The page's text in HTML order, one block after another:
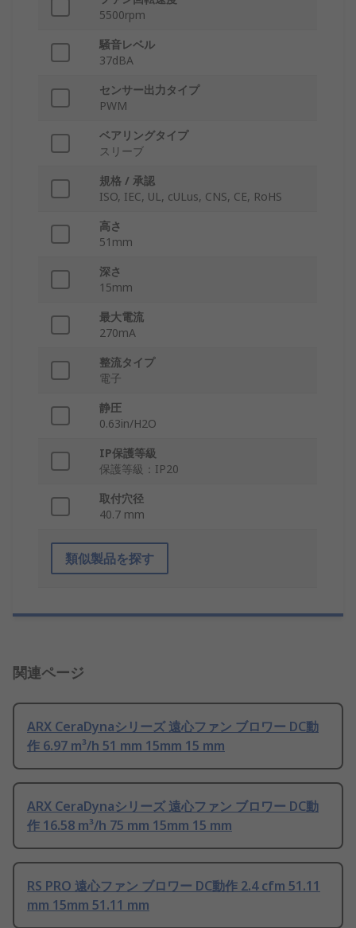
5500rpm
騒音レベル
37dBA
センサー出力タイプ
PWM
ベアリングタイプ
スリーブ
規格 / 承認
ISO, IEC, UL, cULus, CNS, CE, RoHS
高さ
51mm
深さ
15mm
最大電流
270mA
整流タイプ
電子
静圧
0.63in/H2O
IP保護等級
保護等級：IP20
取付穴径
40.7 mm
類似製品を探す
関連ページ
ARX CeraDynaシリーズ 遠心ファン ブロワー DC動
作 6.97 m³/h 51 mm 15mm 15 mm
ARX CeraDynaシリーズ 遠心ファン ブロワー DC動
作 16.58 m³/h 75 mm 15mm 15 mm
RS PRO 遠心ファン ブロワー DC動作 2.4 cfm 51.11
mm 15mm 51.11 mm